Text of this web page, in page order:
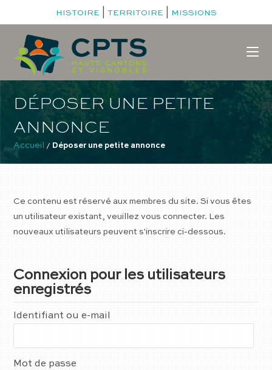
HISTOIRE TERRITOIRE MISSIONS
DÉPOSER UNE PETITE
ANNONCE
Accueil / Déposer une petite annonce
Ce contenu est réservé aux membres du site. Si vous êtes
un utilisateur existant, veuillez vous connecter. Les
nouveaux utilisateurs peuvent s'inscrire ci-dessous.
Connexion pour les utilisateurs
enregistrés
Identifiant ou e-mail
Mot de passe